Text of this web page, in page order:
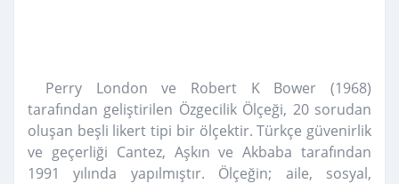
Perry London ve Robert K Bower (1968)
tarafından geliştirilen Özgecilik Ölçeği, 20 sorudan
oluşan beşli likert tipi bir ölçektir. Türkçe güvenirlik
ve geçerliği Cantez, Aşkın ve Akbaba tarafından
1991 yılında yapılmıştır. Ölçeğin; aile, sosyal,